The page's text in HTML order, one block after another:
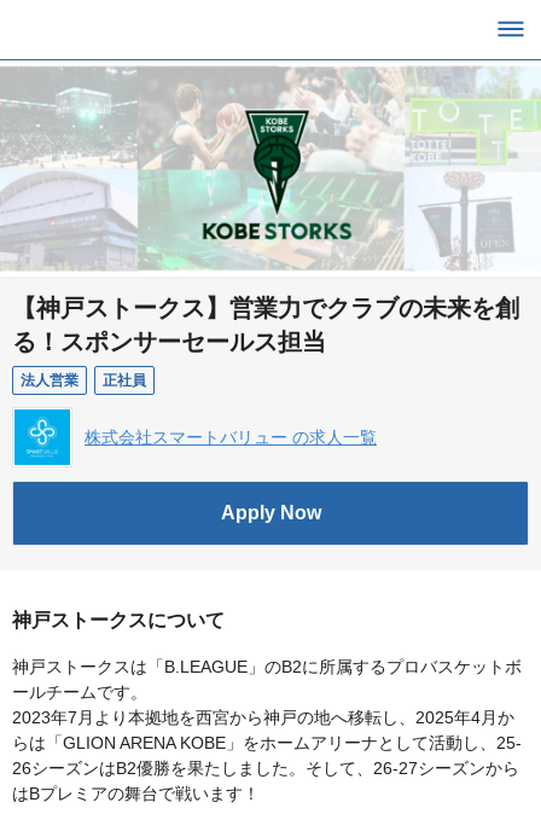
【神戸ストークス】営業力でクラブの未来を創
る！スポンサーセールス担当
法人営業 正社員
株式会社スマートバリュー の求人一覧
Apply Now
神戸ストークスについて
神戸ストークスは「B.LEAGUE」のB2に所属するプロバスケットボ
ールチームです。
2023年7月より本拠地を西宮から神戸の地へ移転し、2025年4月か
らは「GLION ARENA KOBE」をホームアリーナとして活動し、25-
26シーズンはB2優勝を果たしました。そして、26-27シーズンから
はBプレミアの舞台で戦います！